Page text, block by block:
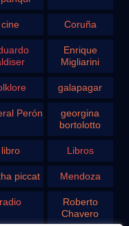
cine Coruña
Enrique
Migliarini
galapagar
Perón
georgina
bortolotto
libro Libros
piccat Mendoza
radio
Roberto
Chavero